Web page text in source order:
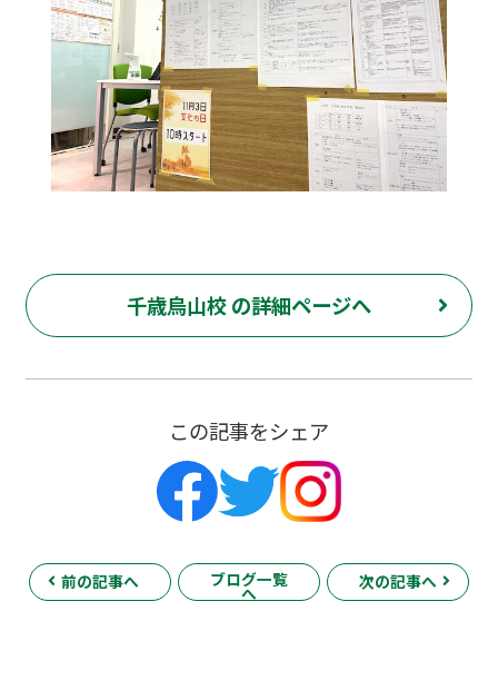
千歳烏山校 の詳細ページへ
この記事をシェア
前の記事へ ブログ一覧
へ
次の記事へ